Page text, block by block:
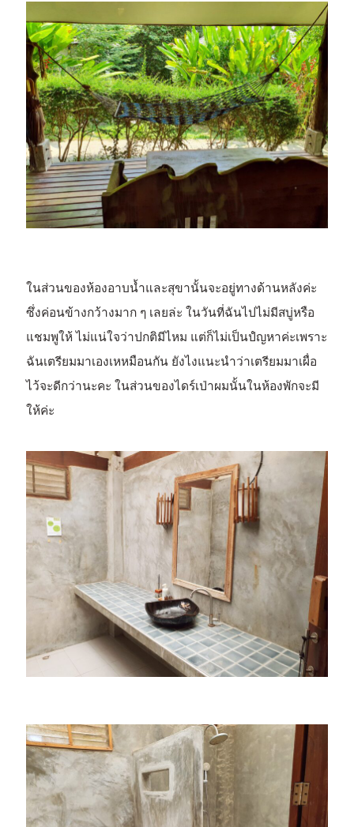
ในส่วนของห้องอาบน้ำและสุขานั้นจะอยู่ทางด้านหลังค่ะ
ซึ่งค่อนข้างกว้างมาก ๆ เลยล่ะ ในวันที่ฉันไปไม่มีสบู่หรือ
แชมพูให้ ไม่แน่ใจว่าปกติมีไหม แต่ก็ไม่เป็นปํญหาค่ะเพราะ
ฉันเตรียมมาเองเหหมือนกัน ยังไงแนะนำว่าเตรียมมาเผื่อ
ไว้จะดีกว่านะคะ ในส่วนของไดร์เป่าผมนั้นในห้องพักจะมี
ให้ค่ะ